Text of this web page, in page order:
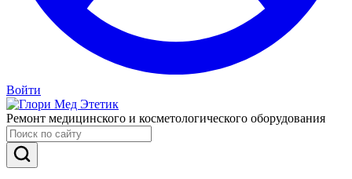
Войти
Ремонт медицинского и косметологического оборудования